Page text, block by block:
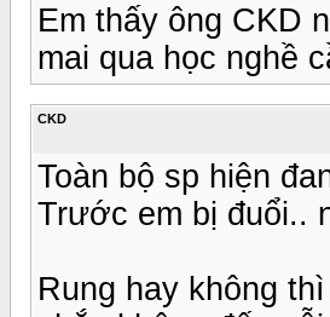
Em thấy ông CKD
mai qua học nghề
CKD
Toàn bộ sp hiện
Trước em bị đuổi..
Rung hay không